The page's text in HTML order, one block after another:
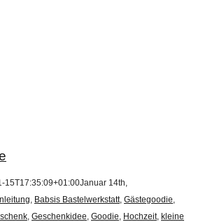
15T17:35:09+01:00Januar 14th,
, Babsis Bastelwerkstatt, Gästegoodie,
, Geschenkidee, Goodie, Hochzeit, kleine